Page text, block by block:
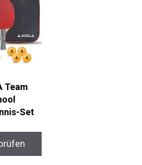
Team
Set